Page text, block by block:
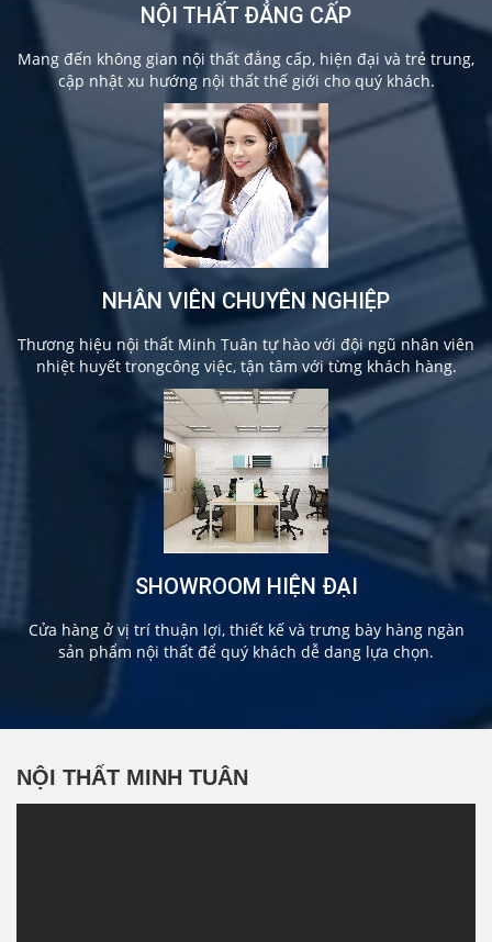
NỘI THẤT ĐẲNG CẤP
Mang đến không gian nội thất đẳng cấp, hiện đại và trẻ trung,
cập nhật xu hướng nội thất thế giới cho quý khách.
NHÂN VIÊN CHUYÊN NGHIỆP
Thương hiệu nội thất Minh Tuân tự hào với đội ngũ nhân viên
nhiệt huyết trongcông việc, tận tâm với từng khách hàng.
SHOWROOM HIỆN ĐẠI
Cửa hàng ở vị trí thuận lợi, thiết kế và trưng bày hàng ngàn
sản phẩm nội thất để quý khách dễ dang lựa chọn.
NỘI THẤT MINH TUÂN